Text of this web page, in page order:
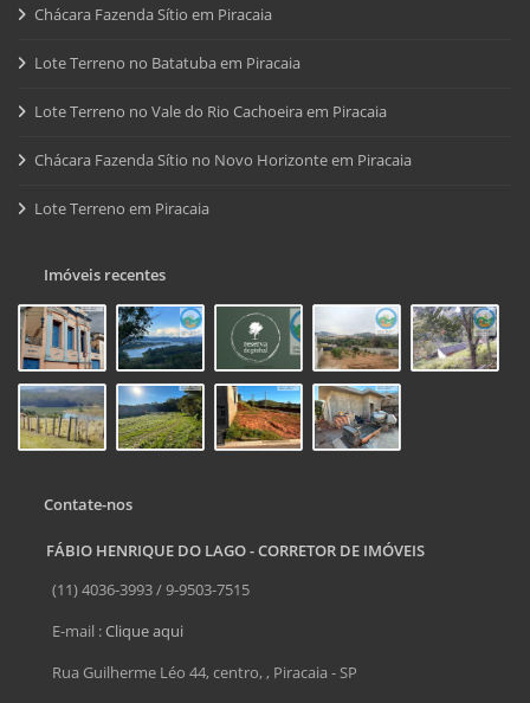
Chácara Fazenda Sítio em Piracaia
Lote Terreno no Batatuba em Piracaia
Lote Terreno no Vale do Rio Cachoeira em Piracaia
Chácara Fazenda Sítio no Novo Horizonte em Piracaia
Lote Terreno em Piracaia
Imóveis recentes
Contate-nos
FÁBIO HENRIQUE DO LAGO - CORRETOR DE IMÓVEIS
(11) 4036-3993 / 9-9503-7515
E-mail :Clique aqui
Rua Guilherme Léo 44, centro, , Piracaia - SP